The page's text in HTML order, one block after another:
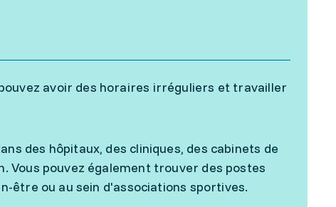
avoir des horaires irréguliers et travailler
des hôpitaux, des cliniques, des cabinets de
Vous pouvez également trouver des postes
être ou au sein d'associations sportives.